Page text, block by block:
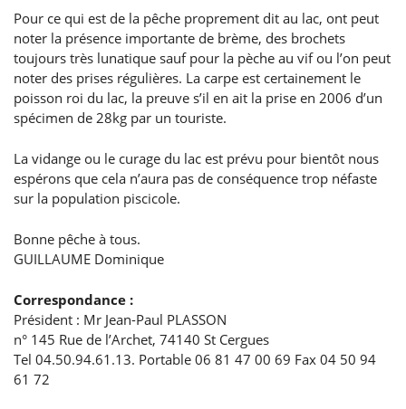
Pour ce qui est de la pêche proprement dit au lac, ont peut
noter la présence importante de brème, des brochets
toujours très lunatique sauf pour la pèche au vif ou l’on peut
noter des prises régulières. La carpe est certainement le
poisson roi du lac, la preuve s’il en ait la prise en 2006 d’un
spécimen de 28kg par un touriste.
La vidange ou le curage du lac est prévu pour bientôt nous
espérons que cela n’aura pas de conséquence trop néfaste
sur la population piscicole.
Bonne pêche à tous.
GUILLAUME Dominique
Correspondance :
Président : Mr Jean-Paul PLASSON
n° 145 Rue de l’Archet, 74140 St Cergues
Tel 04.50.94.61.13. Portable 06 81 47 00 69 Fax 04 50 94
61 72